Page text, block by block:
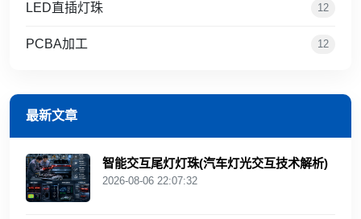
LED直插灯珠 12
PCBA加工 12
最新文章
智能交互尾灯灯珠(汽车灯光交互技术解析)
2026-08-06 22:07:32